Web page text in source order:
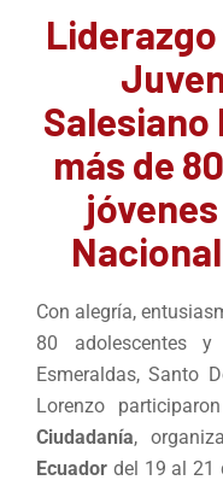
Salesiano
más de
Con alegría,
80 adolescentes y
Esmeraldas, Santo
Lorenzo
Ciudadanía,
Ecuador del 19 al 21